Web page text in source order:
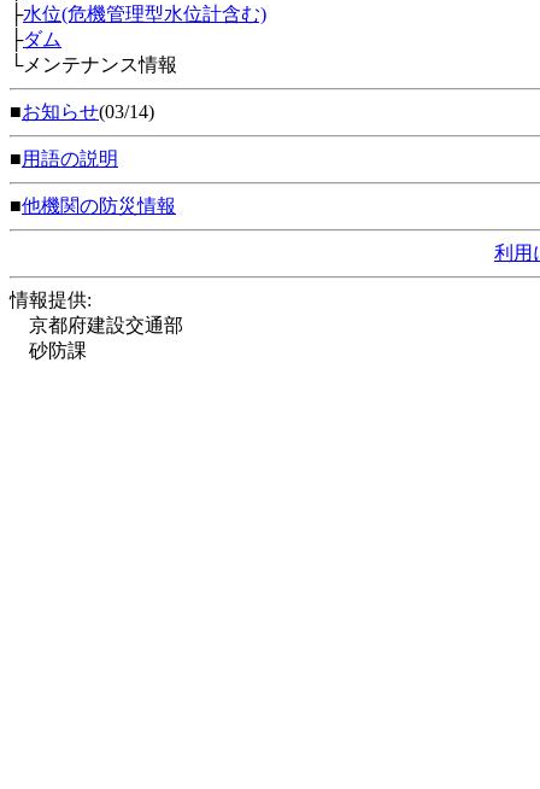
├水位(危機管理型水位計含む)
├ダム
└メンテナンス情報
■お知らせ(03/14)
■用語の説明
■他機関の防災情報
利用
情報提供:
京都府建設交通部
砂防課